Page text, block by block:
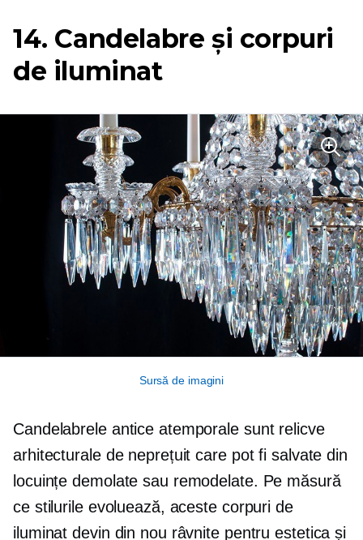
14. Candelabre și corpuri
de iluminat
Sursă de imagini
Candelabrele antice atemporale sunt relicve
arhitecturale de neprețuit care pot fi salvate din
locuințe demolate sau remodelate. Pe măsură
ce stilurile evoluează, aceste corpuri de
iluminat devin din nou râvnite pentru estetica și